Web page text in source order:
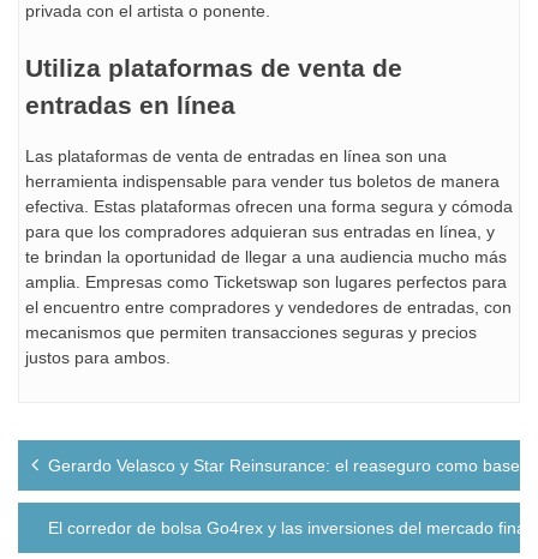
privada con el artista o ponente.
Utiliza plataformas de venta de
entradas en línea
Las plataformas de venta de entradas en línea son una
herramienta indispensable para vender tus boletos de manera
efectiva. Estas plataformas ofrecen una forma segura y cómoda
para que los compradores adquieran sus entradas en línea, y
te brindan la oportunidad de llegar a una audiencia mucho más
amplia. Empresas como Ticketswap son lugares perfectos para
el encuentro entre compradores y vendedores de entradas, con
mecanismos que permiten transacciones seguras y precios
justos para ambos.
Navegación
entradas
Gerardo Velasco y Star Reinsurance: el reaseguro como base
El corredor de bolsa Go4rex y las inversiones del mercado